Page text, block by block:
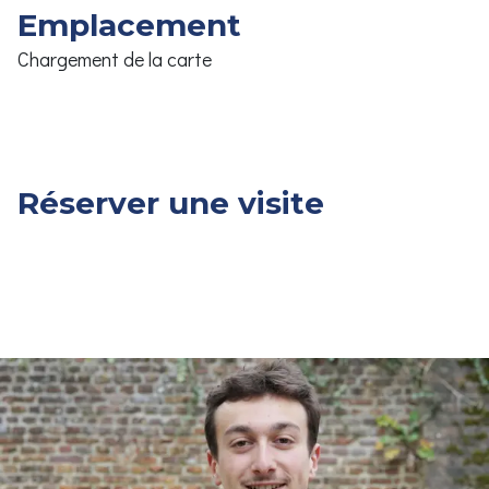
Emplacement
Chargement de la carte
Réserver une visite